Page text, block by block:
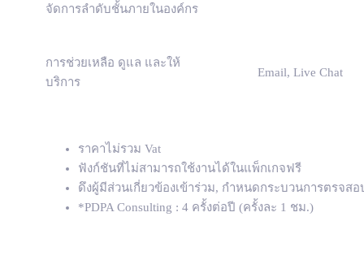
จัดการลำดับชั้นภายในองค์กร
การช่วยเหลือ ดูแล และให้
บริการ
Email, Live Chat
ราคาไม่รวม Vat
ฟังก์ชันที่ไม่สามารถใช้งานได้ในแพ็กเกจฟรี
ดึงผู้มีส่วนเกี่ยวข้องเข้าร่วม, กำหนดกระบวนการตรจส
*PDPA Consulting : 4 ครั้งต่อปี (ครั้งละ 1 ชม.)